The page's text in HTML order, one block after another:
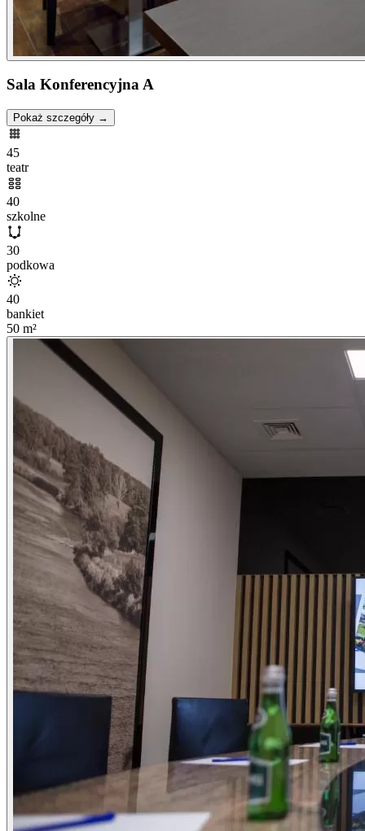
Sala Konferencyjna A
Pokaż szczegóły →
45
teatr
40
szkolne
30
podkowa
40
bankiet
50 m²